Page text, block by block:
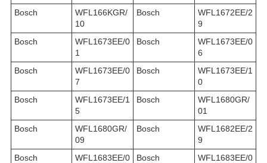
Bosch
WFL166KGR/
10
Bosch
WFL1672EE/2
9
Bosch
WFL1673EE/0
1
Bosch
WFL1673EE/0
6
Bosch
WFL1673EE/0
7
Bosch
WFL1673EE/1
0
Bosch
WFL1673EE/1
5
Bosch
WFL1680GR/
01
Bosch
WFL1680GR/
09
Bosch
WFL1682EE/2
9
Bosch
WFL1683EE/0
Bosch
WFL1683EE/0